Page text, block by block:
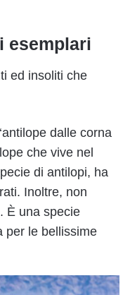
esemplari
ed insoliti che
dalle corna
che vive nel
di antilopi, ha
Inoltre, non
È una specie
per le bellissime